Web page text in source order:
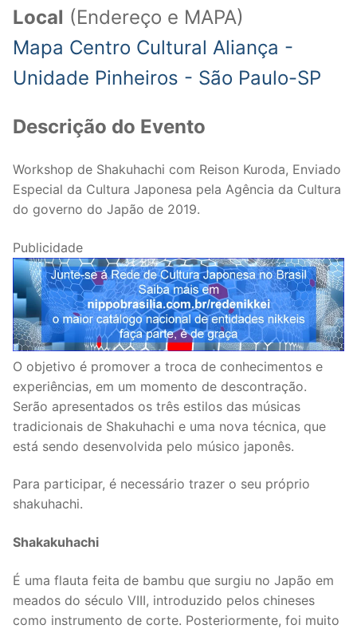
Local (Endereço e MAPA)
Mapa Centro Cultural Aliança -
Unidade Pinheiros - São Paulo-SP
Descrição do Evento
Workshop de Shakuhachi com Reison Kuroda, Enviado
Especial da Cultura Japonesa pela Agência da Cultura
do governo do Japão de 2019.
Publicidade
O objetivo é promover a troca de conhecimentos e
experiências, em um momento de descontração.
Serão apresentados os três estilos das músicas
tradicionais de Shakuhachi e uma nova técnica, que
está sendo desenvolvida pelo músico japonês.
Para participar, é necessário trazer o seu próprio
shakuhachi.
Shakakuhachi
É uma flauta feita de bambu que surgiu no Japão em
meados do século VIII, introduzido pelos chineses
como instrumento de corte. Posteriormente, foi muito